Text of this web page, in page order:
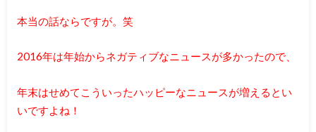
本当の話ならですが。笑
2016年は年始からネガティブなニュースが多かったので、
年末はせめてこういったハッピーなニュースが増えるとい
いですよね！